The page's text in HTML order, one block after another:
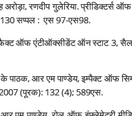
रणदीप गुलेरिया. प्रीडिक्‍टर्स ऑफ
130 सप्‍पल : एस 97-एस98.
ऑफ एंटीऑक्‍सीडेंट ऑन स्‍टाट 3, सैल
पाठक, आर एम पाण्‍डेय, इम्‍पैक्‍ट ऑफ
(पूरक): 132 (4); 589एस.